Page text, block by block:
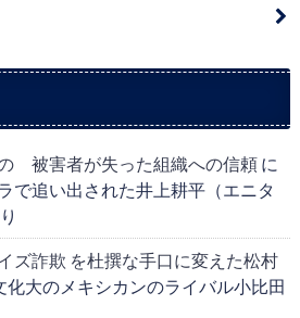
被害者が失った組織への信頼に
で追い出された井上耕平（エニタ
ズ詐欺 を杜撰な手口に変えた松村
化大のメキシカンのライバル小比田